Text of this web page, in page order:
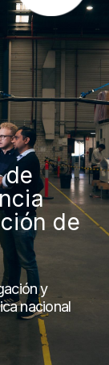
de
y
nacional